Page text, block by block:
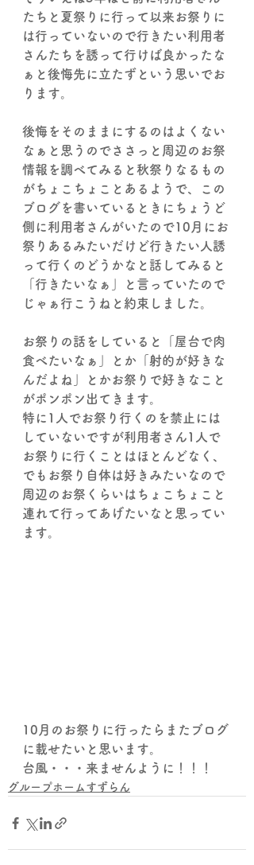
たちと夏祭りに行って以来お祭りに
は行っていないので行きたい利用者
さんたちを誘って行けば良かったな
ぁと後悔先に立たずという思いでお
ります。
後悔をそのままにするのはよくない
なぁと思うのでささっと周辺のお祭
情報を調べてみると秋祭りなるもの
がちょこちょことあるようで、この
ブログを書いているときにちょうど
側に利用者さんがいたので10月にお
祭りあるみたいだけど行きたい人誘
って行くのどうかなと話してみると
「行きたいなぁ」と言っていたので
じゃぁ行こうねと約束しました。
お祭りの話をしていると「屋台で肉
食べたいなぁ」とか「射的が好きな
んだよね」とかお祭りで好きなこと
がポンポン出てきます。
特に1人でお祭り行くのを禁止には
していないですが利用者さん1人で
お祭りに行くことはほとんどなく、
でもお祭り自体は好きみたいなので
周辺のお祭くらいはちょこちょこと
連れて行ってあげたいなと思ってい
ます。
10月のお祭りに行ったらまたブログ
に載せたいと思います。
台風・・・来ませんように！！！
グループホームすずらん